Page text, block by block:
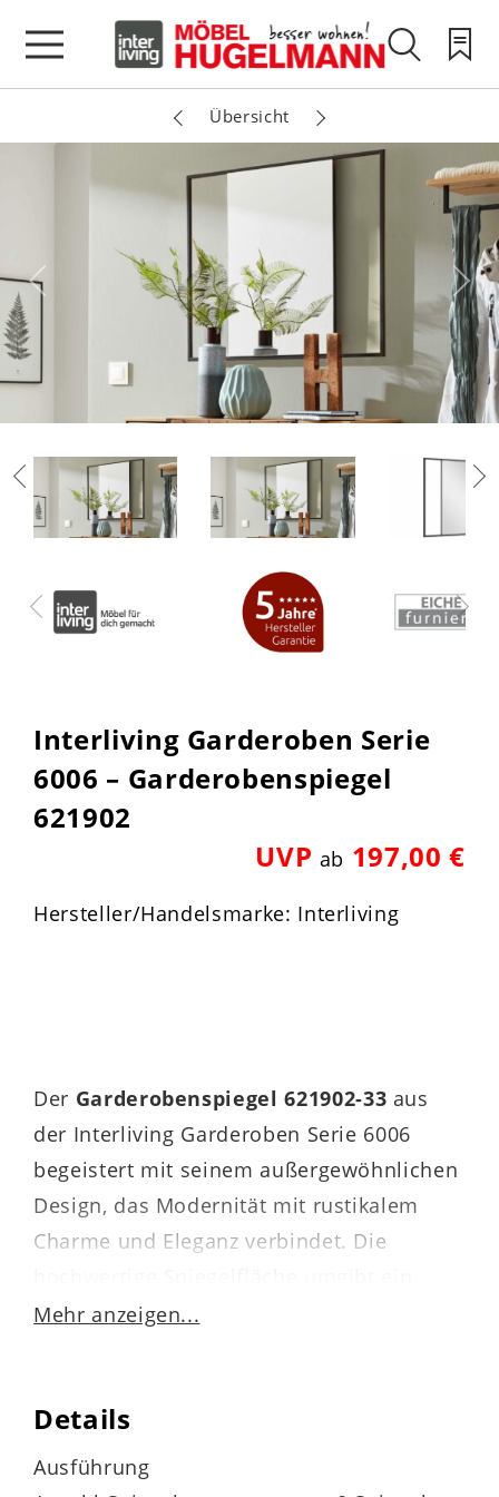
Übersicht
Interliving Garderoben Serie
6006 – Garderobenspiegel
621902
UVP ab 197,00 €
Hersteller/Handelsmarke: Interliving
Der Garderobenspiegel 621902-33 aus
der Interliving Garderoben Serie 6006
begeistert mit seinem außergewöhnlichen
Design, das Modernität mit rustikalem
Charme und Eleganz verbindet. Die
schieferschwarz pulverbeschichteter
Dieses kontrastierende, dunkle
Mehr anzeigen...
Details
Ausführung